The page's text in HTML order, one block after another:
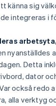
känna sig
integreras i
nyanställdes
Detta
dator
också redo
alla verktyg